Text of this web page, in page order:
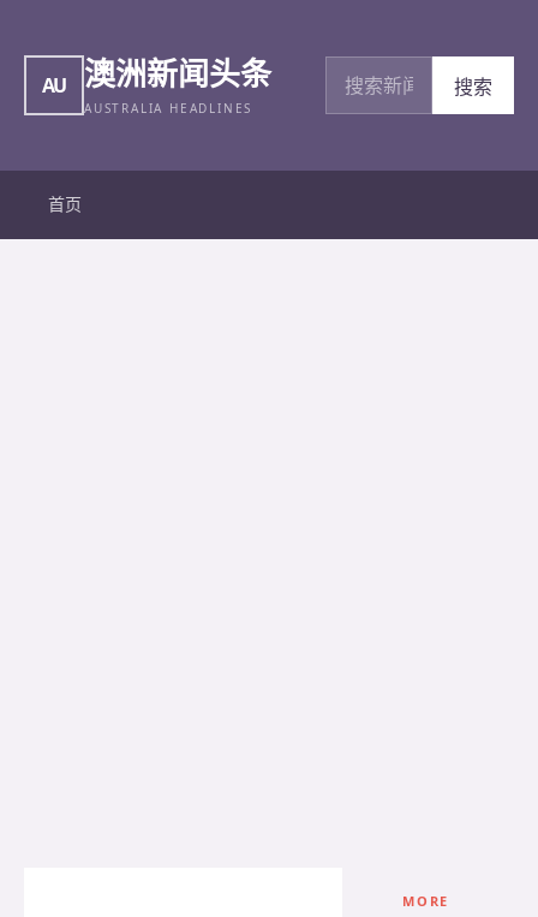
AU 澳洲新闻头条
AUSTRALIA HEADLINES
搜索新闻
搜索
首页
MORE